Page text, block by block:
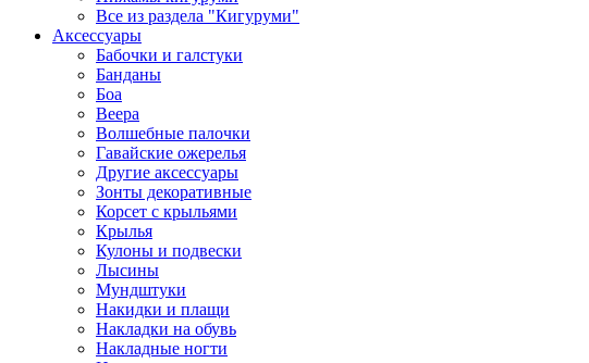
Все из раздела "Кигуруми"
Аксессуары
Бабочки и галстуки
Банданы
Боа
Веера
Волшебные палочки
Гавайские ожерелья
Другие аксессуары
Зонты декоративные
Корсет с крыльями
Крылья
Кулоны и подвески
Лысины
Мундштуки
Накидки и плащи
Накладки на обувь
Накладные ногти